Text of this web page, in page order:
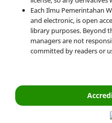
Each Ilmu Pemerintahan
and electronic, is open
library purposes. Beyond
managers are not
committed by readers or